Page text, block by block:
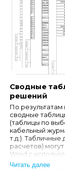
Сводные
решений
По
сводные
(таблицы по
кабельный
т.д.). Табличные
расчетов)
Word с
шаблонов
Читать далее